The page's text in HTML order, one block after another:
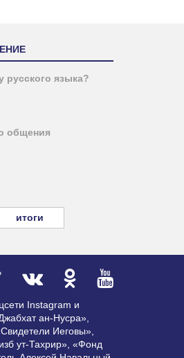
русского языка?
общения
итоги
Instagram и
ан-Нусра»,
Иеговы»,
ут-Тахрир», «Фонд